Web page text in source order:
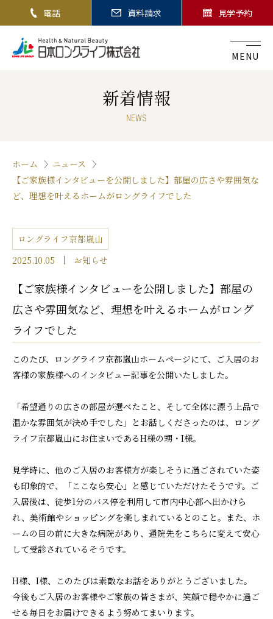
電話 資料請求 見学予約
MENU
新着情報
NEWS
ホーム
ニュース
【ご家族様インタビューを公開しました】部屋の広さや雰囲気な
ど、理想を叶えるホームがロングライフでした
ロングライフ京都嵐山
2025.10.05
お知らせ
【ご家族様インタビューを公開しました】部屋の
広さや雰囲気など、理想を叶えるホームがロング
ライフでした
このたび、ロングライフ京都嵐山ホームページにて、ご入居のお
客様の家族様へのインタビュー記事を公開いたしました。
「希望通りの広さの部屋が選べたこと、そして全体に漂う上品で
温かな雰囲気が決め手でした」とお話しくださったのは、ロング
ライフ京都嵐山にお住まいであるH様の甥・I様。
見学時に、他のご入居のお客様方が楽しそうに過ごされていた姿
も印象的で、「ここなら安心」と感じていただけたそうです。ご
入居後は、徒歩1分のバス停を利用して市内中心部へ出かけら
れ、美術館やショッピングを楽しまれているとのこと。また、ホ
ームの目の前に大きな病院があり、通院先をこちらに変えて安心
して受診されているそうです。
H様、I様、このたびは素敵なお話をありがとうございました。
今後もご入居のお客様やご家族の皆さまが、笑顔で穏やかに過ご
せる毎日をお届けできるよう努めてまいります。